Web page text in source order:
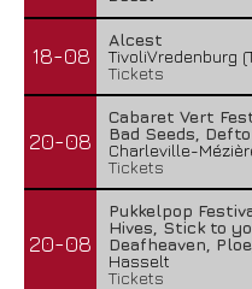
18-08
Alcest
TivoliVredenburg
Tickets
20-08
Cabaret Vert
Bad Seeds,
Charleville-
Tickets
20-08
Pukkelpop
Hives, Stick to
Deafheaven,
Hasselt
Tickets